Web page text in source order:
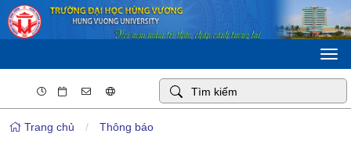
Trang chủ / Thông báo